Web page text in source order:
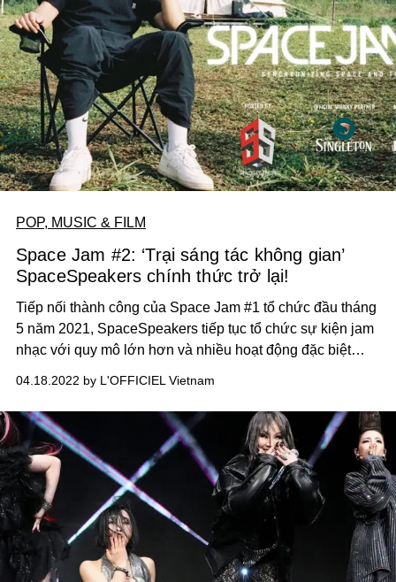
POP, MUSIC & FILM
Space Jam #2: ‘Trại sáng tác không gian’
SpaceSpeakers chính thức trở lại!
Tiếp nối thành công của Space Jam #1 tổ chức đầu tháng
5 năm 2021, SpaceSpeakers tiếp tục tổ chức sự kiện jam
nhạc với quy mô lớn hơn và nhiều hoạt động đặc biệt
sẽ diễn ra vào 2 ngày 18 – 19/4/2022 tại Đà Lạt.
04.18.2022 by L'OFFICIEL Vietnam